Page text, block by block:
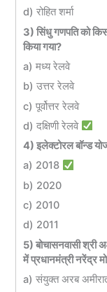
d) रोहित शर्मा
3) सिंधु गणपति को
किया गया?
a) मध्य रेलवे
b) उत्तर रेलवे
c) पूर्वोत्तर रेलवे
d) दक्षिणी रेलवे
4) इलेक्टोरल बॉन्ड
a) 2018
b) 2020
c) 2010
d) 2011
5) बोचासनवासी श्री
में प्रधानमंत्री नरेंद्र
a) संयुक्त अरब